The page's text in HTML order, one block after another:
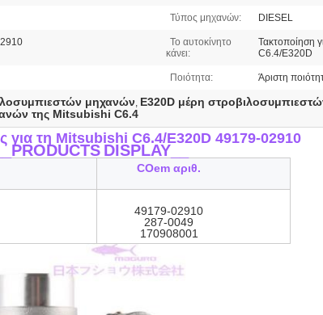
Τύπος μηχανών: DIESEL
Το αυτοκίνητο
κάνει:
Τακτοποίηση
C6.4/E320D
Ποιότητα: Άριστη
μηχανών, E320D μέρη
της Mitsubishi C6.4
για τη Mitsubishi C6.4/E320D 49179-02910
DISPLAY__
COem αριθ.
49179-02910
287-0049
170908001